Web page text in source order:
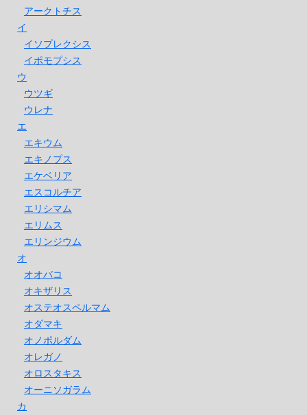
アークトチス
イ
イソプレクシス
イポモプシス
ウ
ウツギ
ウレナ
エ
エキウム
エキノプス
エケベリア
エスコルチア
エリシマム
エリムス
エリンジウム
オ
オオバコ
オキザリス
オステオスペルマム
オダマキ
オノポルダム
オレガノ
オロスタキス
オーニソガラム
カ